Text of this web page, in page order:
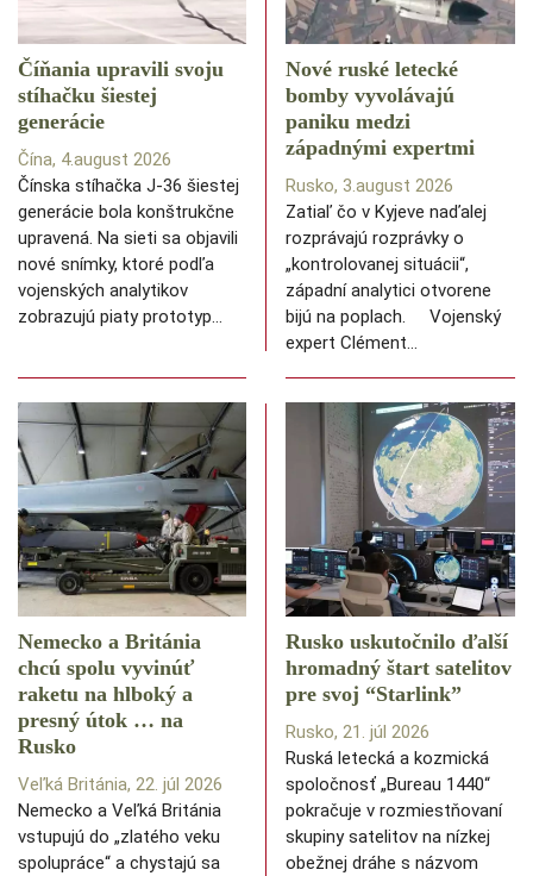
Číňania upravili svoju
stíhačku šiestej
generácie
Čína, 4.august 2026
Čínska stíhačka J-36 šiestej
generácie bola konštrukčne
upravená. Na sieti sa objavili
nové snímky, ktoré podľa
vojenských analytikov
zobrazujú piaty prototyp…
Nové ruské letecké
bomby vyvolávajú
paniku medzi
západnými expertmi
Rusko, 3.august 2026
Zatiaľ čo v Kyjeve naďalej
rozprávajú rozprávky o
„kontrolovanej situácii“,
západní analytici otvorene
bijú na poplach. Vojenský
expert Clément…
Nemecko a Británia
chcú spolu vyvinúť
raketu na hlboký a
presný útok … na
Rusko
Veľká Británia, 22. júl 2026
Nemecko a Veľká Británia
vstupujú do „zlatého veku
spolupráce“ a chystajú sa
Rusko uskutočnilo ďalší
hromadný štart satelitov
pre svoj “Starlink”
Rusko, 21. júl 2026
Ruská letecká a kozmická
spoločnosť „Bureau 1440“
pokračuje v rozmiestňovaní
skupiny satelitov na nízkej
obežnej dráhe s názvom